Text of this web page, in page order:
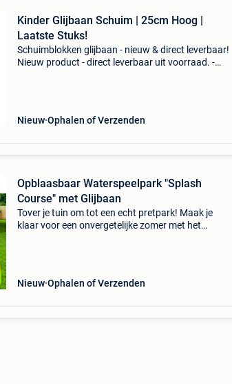
Kinder Glijbaan Schuim | 25cm Hoog |
Laatste Stuks!
Schuimblokken glijbaan - nieuw & direct leverbaar!
Nieuw product - direct leverbaar uit voorraad. -
Nieuw Ophalen of Verzenden
Opblaasbaar Waterspeelpark "Splash
Course" met Glijbaan
Tover je tuin om tot een echt pretpark! Maak je
klaar voor een onvergetelijke zomer met het
Nieuw Ophalen of Verzenden